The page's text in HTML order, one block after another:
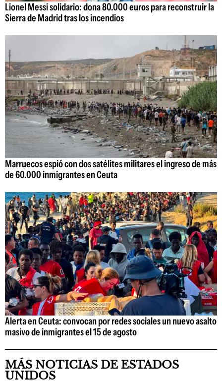
Lionel Messi solidario: dona 80.000 euros para reconstruir la
Sierra de Madrid tras los incendios
Marruecos espió con dos satélites militares el ingreso de más
de 60.000 inmigrantes en Ceuta
Alerta en Ceuta: convocan por redes sociales un nuevo asalto
masivo de inmigrantes el 15 de agosto
MÁS NOTICIAS DE ESTADOS
UNIDOS